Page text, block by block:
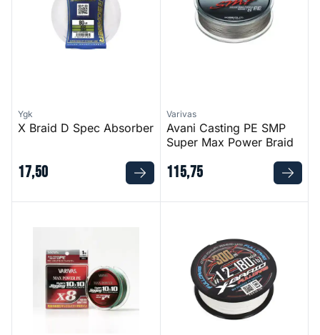
Ygk
X Braid D Spec Absorber
17,50
Varivas
Avani Casting PE SMP
Super Max Power Braid
115,75